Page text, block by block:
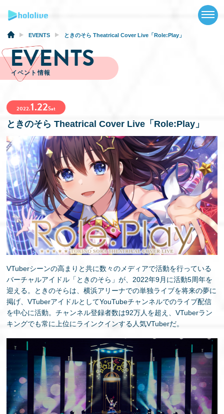
NEWS
ABOUT
TALENT
EVENTS
VIDEOS
MUSIC
GOODS
SPECIAL
EN
EVENTS ときのそら Theatrical Cover Live「Role:Play」
EVENTS
イベント情報
2022.1.22Sat
ときのそら Theatrical Cover Live「Role:Play」
VTuberシーンの高まりと共に数々のメディアで活動を行っている
バーチャルアイドル「ときのそら」が、2022年9月に活動5周年を
迎える。ときのそらは、横浜アリーナでの単独ライブを将来の夢に
掲げ、VTuberアイドルとしてYouTubeチャンネルでのライブ配信
を中心に活動。チャンネル登録者数は92万人を超え、VTuberラン
キングでも常に上位にラインクインする人気VTuberだ。